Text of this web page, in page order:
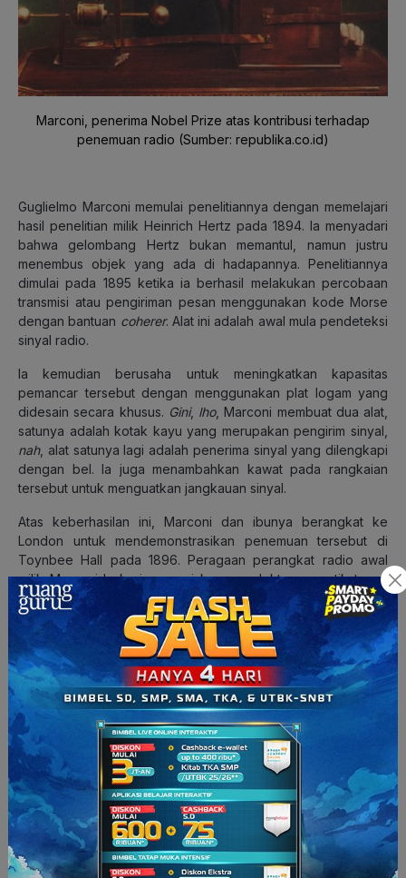
Marconi, penerima Nobel Prize atas kontribusi terhadap
penemuan radio (Sumber: republika.co.id)
Guglielmo Marconi memulai penelitiannya dengan memelajari
hasil penelitian milik Heinrich Hertz pada 1894. Ia menyadari
bahwa gelombang Hertz bukan memantul, namun justru
menembus objek yang ada di hadapannya. Penelitiannya
dimulai pada 1895 ketika ia berhasil melakukan percobaan
transmisi atau pengiriman pesan menggunakan kode Morse
dengan bantuan coherer. Alat ini adalah awal mula pendeteksi
sinyal radio.
Ia kemudian berusaha untuk meningkatkan kapasitas
pemancar tersebut dengan menggunakan plat logam yang
didesain secara khusus. Gini, lho, Marconi membuat dua alat,
satunya adalah kotak kayu yang merupakan pengirim sinyal,
nah, alat satunya lagi adalah penerima sinyal yang dilengkapi
dengan bel. Ia juga menambahkan kawat pada rangkaian
tersebut untuk menguatkan jangkauan sinyal.
Atas keberhasilan ini, Marconi dan ibunya berangkat ke
London untuk mendemonstrasikan penemuan tersebut di
Toynbee Hall pada 1896. Peragaan perangkat radio awal
milik Marconi bekerja sesuai konsep elektromagnetik tanpa
suara. Penemuan Marconi turut berjasa atas terselamatkannya
sekitar 700 penumpang kapal Titanic saat insiden kapal
tersebut tenggelam.
Perkembangan Radio saat Ini
Sebelum adanya teknologi internet, cara satu-satunya
mendengarkan radio adalah dengan menyetel perangkat
tersebut ke suatu gelombang. Misal, kamu menyetel radio
pada frekuensi 107.9 FM atau frekuensi lain di gelombang AM.
Sekarang, mendengarkan radio dapat kamu lakukan melalui
handphone
atau bahkan aplikasi streaming
. Sebenarnya,
ketika kamu menonton TV, perangkat tersebut juga
menggunakan konsep radio,loh.